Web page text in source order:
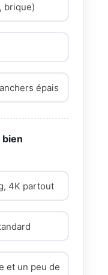
brique)
épais
4K partout
et un peu de